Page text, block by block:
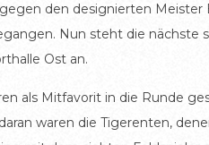
den designierten
Nun steht die nächste
Ost an.
als Mitfavorit in die Runde
waren die Tigerenten,